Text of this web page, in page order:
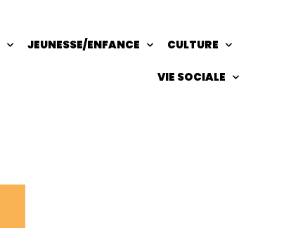
JEUNESSE/ENFANCE CULTURE
VIE SOCIALE